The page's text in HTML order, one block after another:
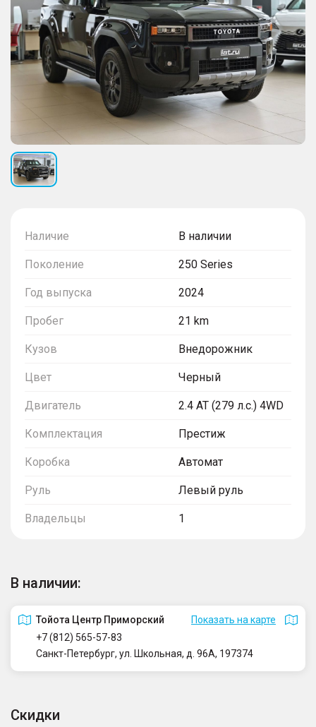
Наличие В наличии
Поколение 250 Series
Год выпуска 2024
Пробег 21 km
Кузов Внедорожник
Цвет Черный
Двигатель 2.4 AT (279 л.с.) 4WD
Комплектация Престиж
Коробка Автомат
Руль Левый руль
Владельцы 1
В наличии:
Тойота Центр Приморский
Показать на карте
+7 (812) 565-57-83
Санкт-Петербург, ул. Школьная, д. 96А, 197374
Скидки